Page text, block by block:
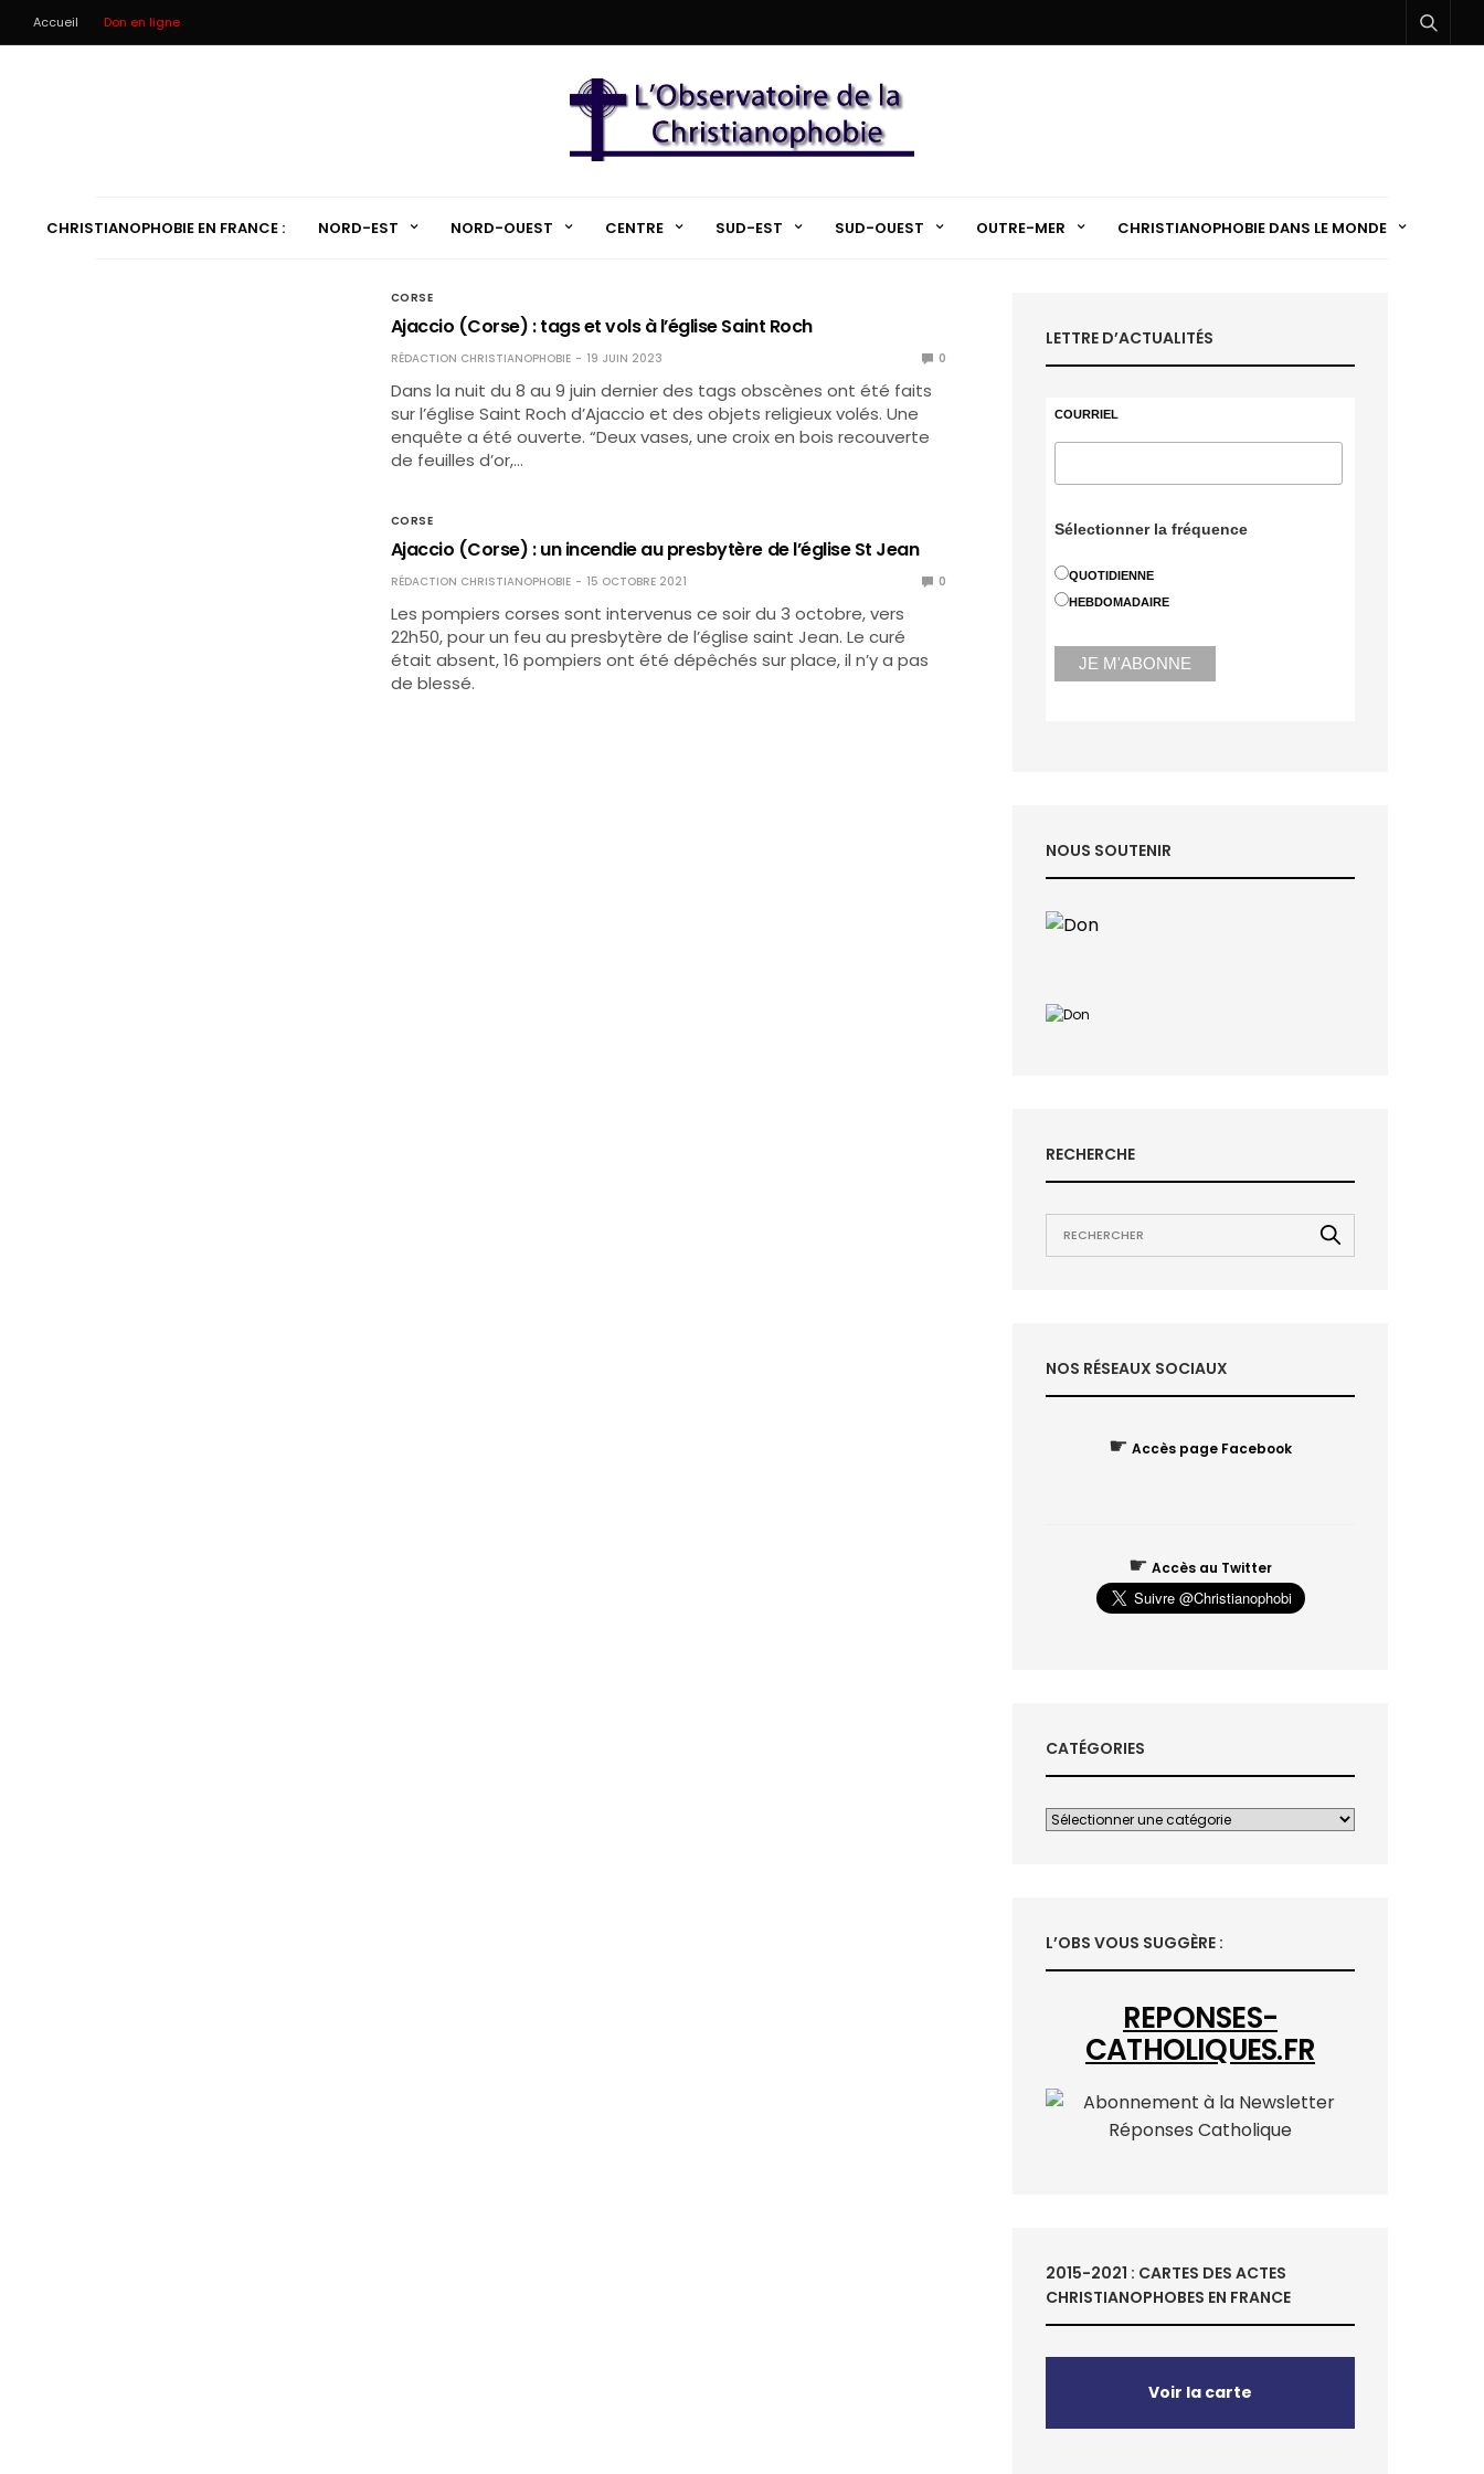
Accueil Don en ligne
CHRISTIANOPHOBIE EN FRANCE : NORD-EST NORD-OUEST CENTRE SUD-EST SUD-OUEST OUTRE-MER CHRISTIANOPHOBIE DANS LE MONDE
CORSE
Ajaccio (Corse) : tags et vols à l’église Saint Roch
RÉDACTION CHRISTIANOPHOBIE 19 JUIN 2023 0
Dans la nuit du 8 au 9 juin dernier des tags obscènes ont été faits
sur l’église Saint Roch d’Ajaccio et des objets religieux volés. Une
enquête a été ouverte. “Deux vases, une croix en bois recouverte
de feuilles d’or,…
CORSE
Ajaccio (Corse) : un incendie au presbytère de l’église St Jean
RÉDACTION CHRISTIANOPHOBIE 15 OCTOBRE 2021 0
Les pompiers corses sont intervenus ce soir du 3 octobre, vers
22h50, pour un feu au presbytère de l’église saint Jean. Le curé
était absent, 16 pompiers ont été dépêchés sur place, il n’y a pas
de blessé.
LETTRE D’ACTUALITÉS
COURRIEL
Sélectionner la fréquence
QUOTIDIENNE
HEBDOMADAIRE
NOUS SOUTENIR
RECHERCHE
NOS RÉSEAUX SOCIAUX
☛ Accès page Facebook
☛ Accès au Twitter
CATÉGORIES
L’OBS VOUS SUGGÈRE :
REPONSES-
CATHOLIQUES.FR
2015-2021 : CARTES DES ACTES
CHRISTIANOPHOBES EN FRANCE
Voir la carte